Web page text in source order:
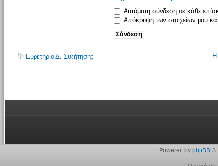
Αυτόματη σύνδεση σε κάθε
Απόκρυψη των στοιχείων μου
Ευρετήριο Δ. Συζήτησης Η
Powered by phpBB©